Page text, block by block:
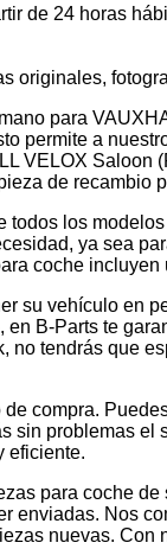
de 24 horas
originales,
para
permite a
VELOX
de recambio
los
ya sea
coche
su vehículo en
B-Parts te
tendrás que
compra.
problemas
eficiente.
para coche
Nos
nuevas.